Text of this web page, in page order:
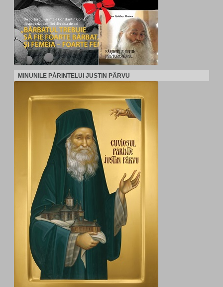
MINUNILE PĂRINTELUI JUSTIN PÂRVU